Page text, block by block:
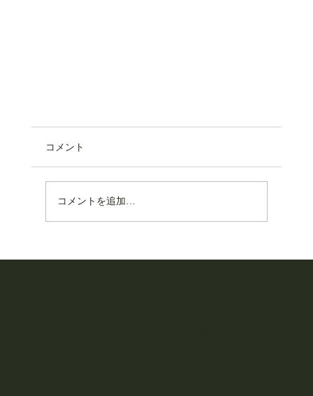
コメント
コメントを追加…